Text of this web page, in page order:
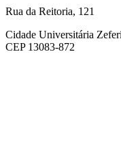
Rua da Reitoria, 121
Cidade Universitária
CEP 13083-872